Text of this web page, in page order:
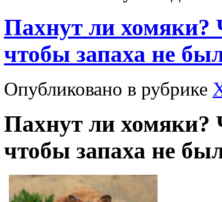
Пахнут ли хомяки?
чтобы запаха не
Опубликовано в рубрике
Пахнут ли хомяки?
чтобы запаха не